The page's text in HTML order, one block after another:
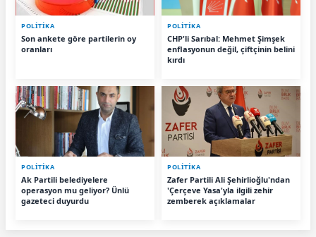
POLİTİKA
Son ankete göre partilerin oy
oranları
POLİTİKA
CHP'li Sarıbal: Mehmet Şimşek
enflasyonun değil, çiftçinin belini
kırdı
POLİTİKA
Ak Partili belediyelere
operasyon mu geliyor? Ünlü
gazeteci duyurdu
POLİTİKA
Zafer Partili Ali Şehirlioğlu'ndan
'Çerçeve Yasa'yla ilgili zehir
zemberek açıklamalar